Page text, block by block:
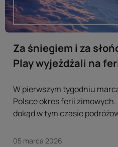
Za śniegiem i za
Play wyjeżdżali na
W pierwszym tygodniu
Polsce okres ferii zimowych.
dokąd w tym czasie
jak i za granicą? Ferie
05 marca 2026